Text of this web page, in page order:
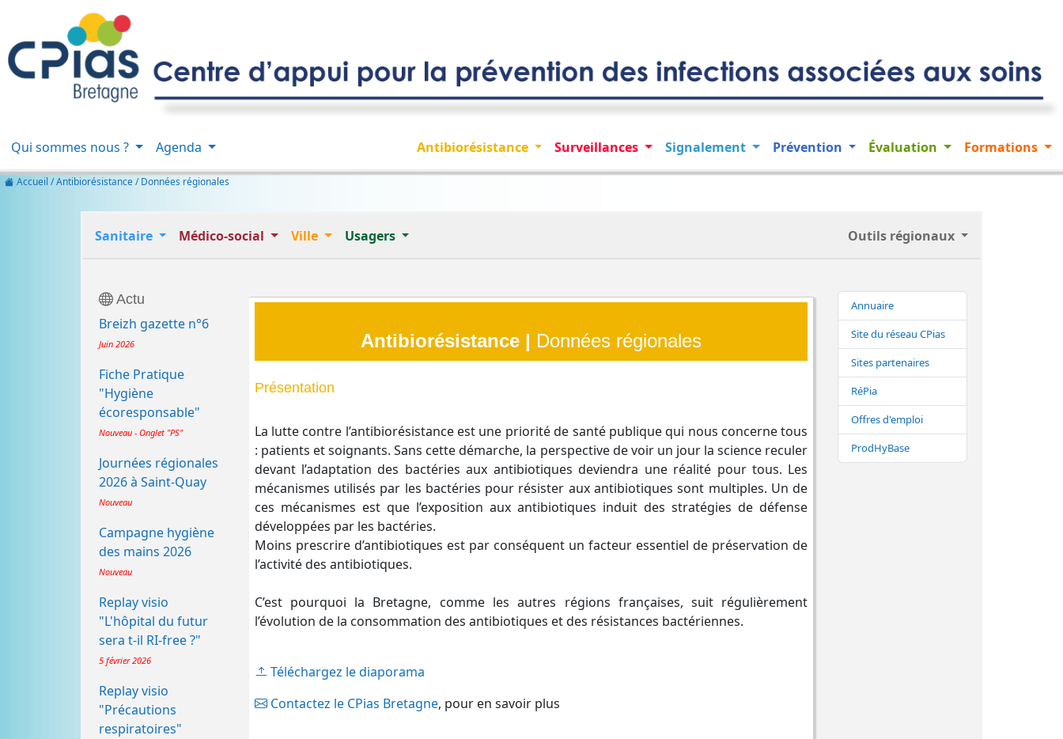
Qui sommes nous ? Agenda Antibiorésistance Surveillances Signalement Prévention Évaluation Formations
Accueil / Antibiorésistance / Données régionales
Sanitaire Médico-social Ville Usagers Outils régionaux
Actu
Breizh gazette n°6
Juin 2026
Fiche Pratique
"Hygiène
écoresponsable"
Nouveau - Onglet "PS"
Journées régionales
2026 à Saint-Quay
Nouveau
Campagne hygiène
des mains 2026
Nouveau
Replay visio
"L'hôpital du futur
sera t-il RI-free ?"
5 février 2026
Replay visio
"Précautions
respiratoires"
Antibiorésistance | Données régionales
Présentation
La lutte contre l’antibiorésistance est une priorité de santé publique qui nous concerne tous
: patients et soignants. Sans cette démarche, la perspective de voir un jour la science reculer
devant l’adaptation des bactéries aux antibiotiques deviendra une réalité pour tous. Les
mécanismes utilisés par les bactéries pour résister aux antibiotiques sont multiples. Un de
ces mécanismes est que l’exposition aux antibiotiques induit des stratégies de défense
développées par les bactéries.
Moins prescrire d’antibiotiques est par conséquent un facteur essentiel de préservation de
l’activité des antibiotiques.
C’est pourquoi la Bretagne, comme les autres régions françaises, suit régulièrement
l’évolution de la consommation des antibiotiques et des résistances bactériennes.
Téléchargez le diaporama
Contactez le CPias Bretagne, pour en savoir plus
Annuaire
Site du réseau CPias
Sites partenaires
RéPia
Offres d'emploi
ProdHyBase